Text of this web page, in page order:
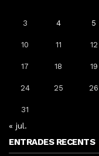
3 4 5
10 11 12
17 18 19
24 25 26
31
« jul.
ENTRADES RECENTS